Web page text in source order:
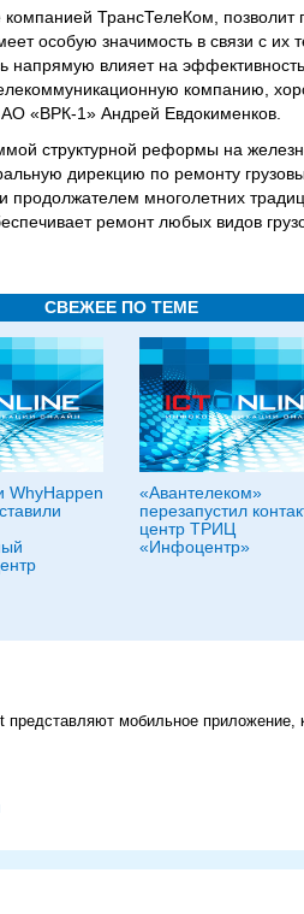
ТрансТелеКом, позволит
особую значимость в связи с их
напрямую влияет на
компанию,
«ВРК-1» Андрей Евдокименков.
структурной реформы на
дирекцию по ремонту
многолетних
ремонт любых видов
СВЕЖЕЕ ПО ТЕМЕ
WhyHappen
«Авантелеком»
перезапустил
центр ТРИЦ
«Инфоцентр»
мобильное приложение,